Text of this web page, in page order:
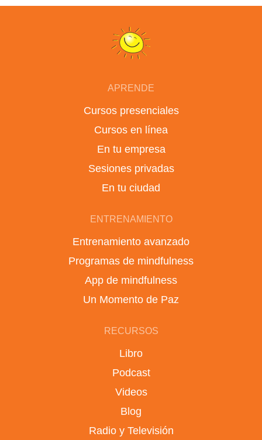
APRENDE
Cursos presenciales
Cursos en línea
En tu empresa
Sesiones privadas
En tu ciudad
ENTRENAMIENTO
Entrenamiento avanzado
Programas de mindfulness
App de mindfulness
Un Momento de Paz
RECURSOS
Libro
Podcast
Videos
Blog
Radio y Televisión